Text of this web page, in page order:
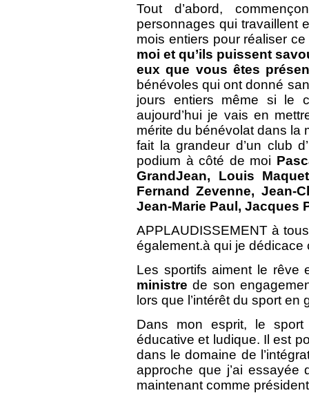
Tout d’abord,
personnages qui travaillent
mois entiers pour réaliser
moi et qu’ils puissent
eux que vous êtes
bénévoles qui ont donné
jours entiers même si le
aujourd’hui je vais en
mérite du bénévolat dans la
fait la grandeur d’un club
podium à côté de moi
GrandJean, Louis
Fernand Zevenne, Jean-
Jean-Marie Paul, Jacques
APPLAUDISSEMENT à
également.à qui je dédicace
Les sportifs aiment le
ministre de son
lors que l’intérêt du sport en
Dans mon esprit, le
éducative et ludique. Il est
dans le domaine de
approche que j’ai
maintenant comme